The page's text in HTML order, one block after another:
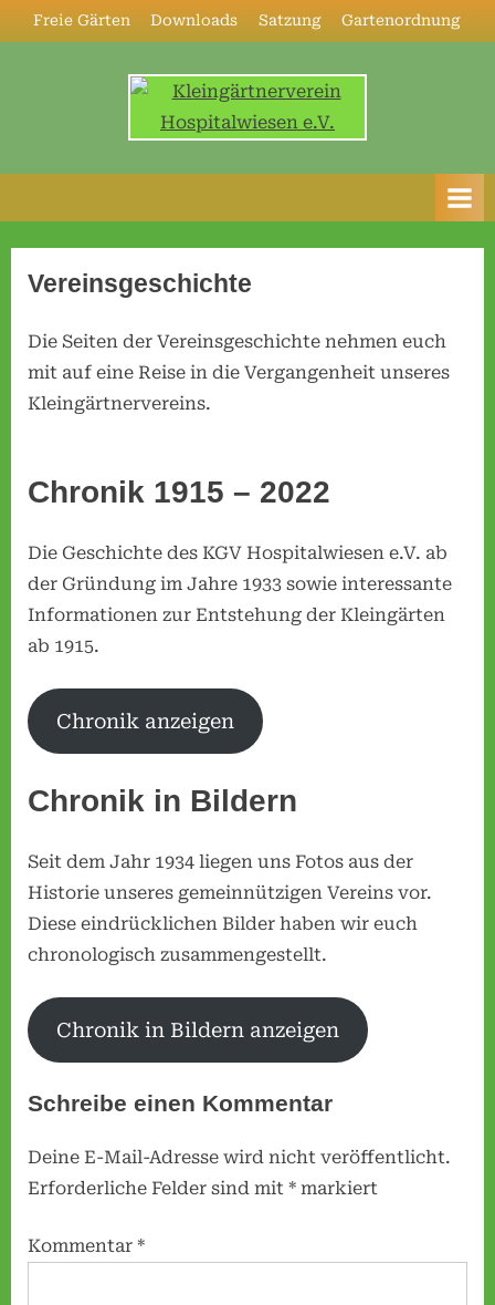
Skip
to
Freie Gärten Downloads Satzung Gartenordnung
e
i
n
ä
r
r
e
r
e
H
o
p
t
a
l
w
e
n
.
Vereinsgeschichte
Die Seiten der Vereinsgeschichte nehmen euch
mit auf eine Reise in die Vergangenheit unseres
Kleingärtnervereins.
Chronik 1915 – 2022
Die Geschichte des KGV Hospitalwiesen e.V. ab
der Gründung im Jahre 1933 sowie interessante
Informationen zur Entstehung der Kleingärten
ab 1915.
Chronik anzeigen
Chronik in Bildern
Seit dem Jahr 1934 liegen uns Fotos aus der
Historie unseres gemeinnützigen Vereins vor.
Diese eindrücklichen Bilder haben wir euch
chronologisch zusammengestellt.
Chronik in Bildern anzeigen
Schreibe einen Kommentar
Deine E-Mail-Adresse wird nicht veröffentlicht.
Erforderliche Felder sind mit * markiert
Kommentar *